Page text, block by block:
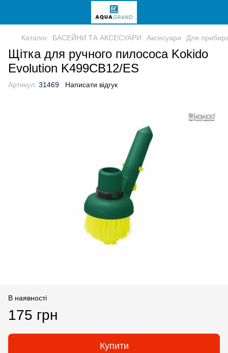
Каталог БАСЕЙНИ ТА АКСЕСУАРИ Аксесуари Для
Щітка для ручного пилососа Kokido
Evolution K499CB12/ES
Артикул: 31469 Написати відгук
В наявності
175 грн
Купити